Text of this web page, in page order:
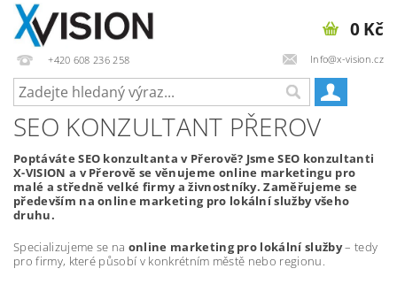
+420 608 236 258 Info@x-vision.cz
0 Kč
SEO KONZULTANT PŘEROV
Poptáváte SEO konzultanta v Přerově? Jsme SEO konzultanti
X-VISION a v Přerově se věnujeme online marketingu pro
malé a středně velké firmy a živnostníky. Zaměřujeme se
především na online marketing pro lokální služby všeho
druhu.
Specializujeme se na online marketing pro lokální služby– tedy
pro firmy, které působí v konkrétním městě nebo regionu.